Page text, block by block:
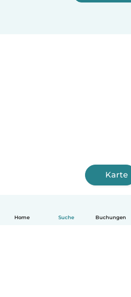
Home Suche Buchungen
Karte